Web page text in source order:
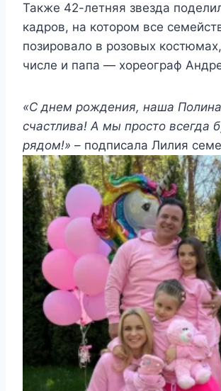
Также 42-летняя звезда
кадров, на котором все
позировало в розовых
числе и папа — хореограф
«С днем ​​рождения, наша
счастлива! А мы просто всегда
рядом!» – подписала Лилия